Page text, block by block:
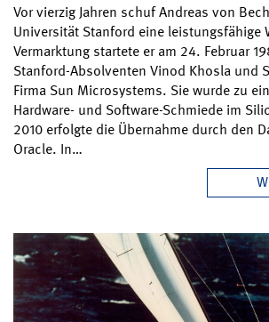
Vor vierzig Jahren schuf Andreas von
Universität Stanford eine leistungsfähige
Vermarktung startete er am 24. Februar
Stanford-Absolventen Vinod Khosla und
Firma Sun Microsystems. Sie wurde zu
Hardware- und Software-Schmiede im
2010 erfolgte die Übernahme durch den
Oracle. In…